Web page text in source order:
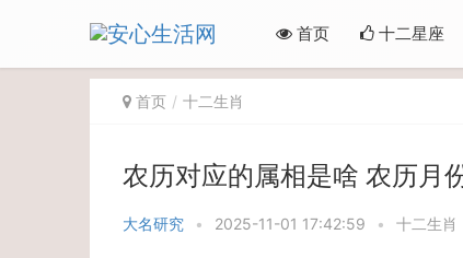
首页 十二星座
首页 十二生肖
农历对应的属相是啥 农历月
大名研究 • 2025-11-01 17:42:59 • 十二生肖